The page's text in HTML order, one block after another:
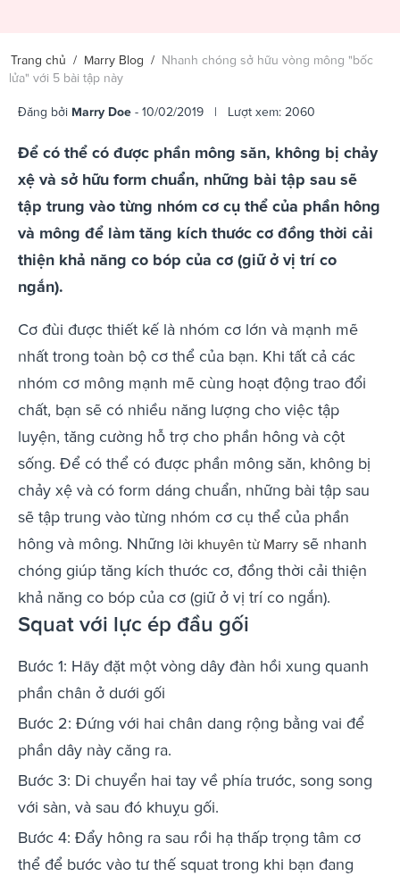
Trang chủ / Marry Blog / Nhanh chóng sở hữu vòng mông "bốc
lửa" với 5 bài tập này
Đăng bởi Marry Doe - 10/02/2019 | Lượt xem: 2060
Để có thể có được phần mông săn, không bị chảy
xệ và sở hữu form chuẩn, những bài tập sau sẽ
tập trung vào từng nhóm cơ cụ thể của phần hông
và mông để làm tăng kích thước cơ đồng thời cải
thiện khả năng co bóp của cơ (giữ ở vị trí co
ngắn).
Cơ đùi được thiết kế là nhóm cơ lớn và mạnh mẽ
nhất trong toàn bộ cơ thể của bạn. Khi tất cả các
nhóm cơ mông mạnh mẽ cùng hoạt động trao đổi
chất, bạn sẽ có nhiều năng lượng cho việc tập
luyện, tăng cường hỗ trợ cho phần hông và cột
sống. Để có thể có được phần mông săn, không bị
chảy xệ và có form dáng chuẩn, những bài tập sau
sẽ tập trung vào từng nhóm cơ cụ thể của phần
hông và mông. Những lời khuyên từ Marry sẽ nhanh
chóng giúp tăng kích thước cơ, đồng thời cải thiện
khả năng co bóp của cơ (giữ ở vị trí co ngắn).
Squat với lực ép đầu gối
Bước 1: Hãy đặt một vòng dây đàn hồi xung quanh
phần chân ở dưới gối
Bước 2: Đứng với hai chân dang rộng bằng vai để
phần dây này căng ra.
Bước 3: Di chuyển hai tay về phía trước, song song
với sàn, và sau đó khuỵu gối.
Bước 4: Đẩy hông ra sau rồi hạ thấp trọng tâm cơ
thể để bước vào tư thế squat trong khi bạn đang